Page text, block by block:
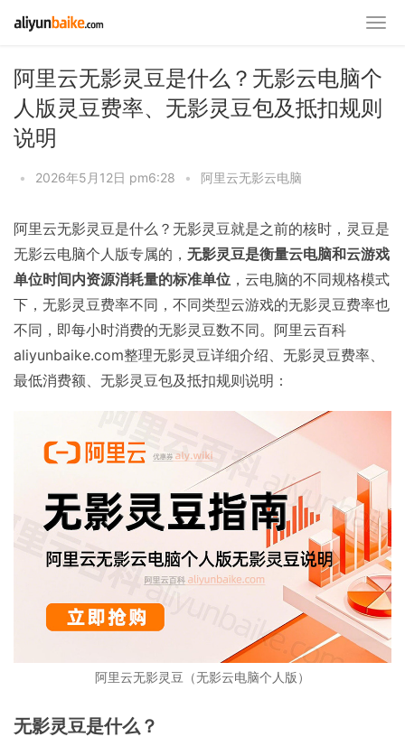
阿里云无影灵豆是什么？无影云电脑个
人版灵豆费率、无影灵豆包及抵扣规则
说明
• 2026年5月12日 pm6:28 • 阿里云无影云电脑
阿里云无影灵豆是什么？无影灵豆就是之前的核时，灵豆是
无影云电脑个人版专属的， 无影灵豆是衡量云电脑和云游戏
单位时间内资源消耗量的标准单位 ，云电脑的不同规格模式
下，无影灵豆费率不同，不同类型云游戏的无影灵豆费率也
不同，即每小时消费的无影灵豆数不同。阿里云百科
aliyunbaike.com整理无影灵豆详细介绍、无影灵豆费率、
最低消费额、无影灵豆包及抵扣规则说明：
阿里云无影灵豆（无影云电脑个人版）
无影灵豆是什么？